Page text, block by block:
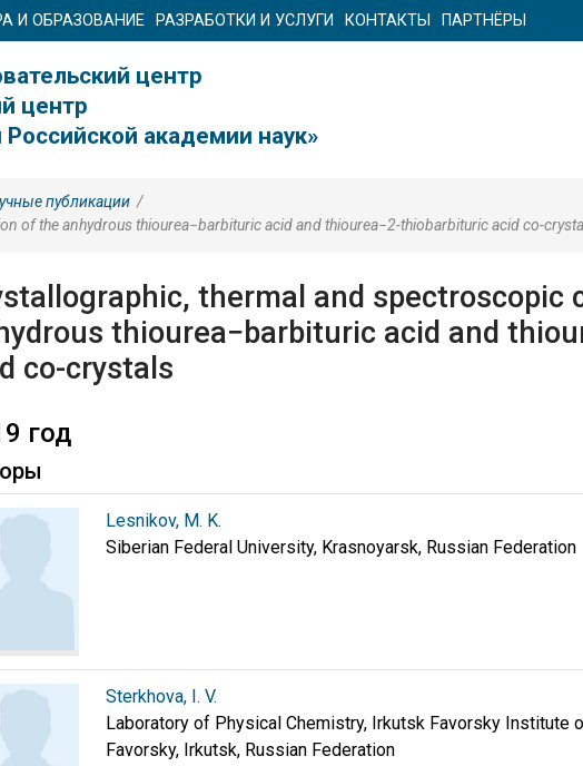
И ОБРАЗОВАНИЕ РАЗРАБОТКИ И УСЛУГИ КОНТАКТЫ ПАРТНЁРЫ
центр
центр
академии наук»
публикации /
of the anhydrous thiourea−barbituric acid and thiourea−2-thiobarbituric acid co-
thermal and spectroscopic
thiourea−barbituric acid and
co-crystals
год
Lesnikov, M. K.
Siberian Federal University, Krasnoyarsk, Russian Federation
Sterkhova, I. V.
Laboratory of Physical Chemistry, Irkutsk Favorsky Institute
Favorsky, Irkutsk, Russian Federation